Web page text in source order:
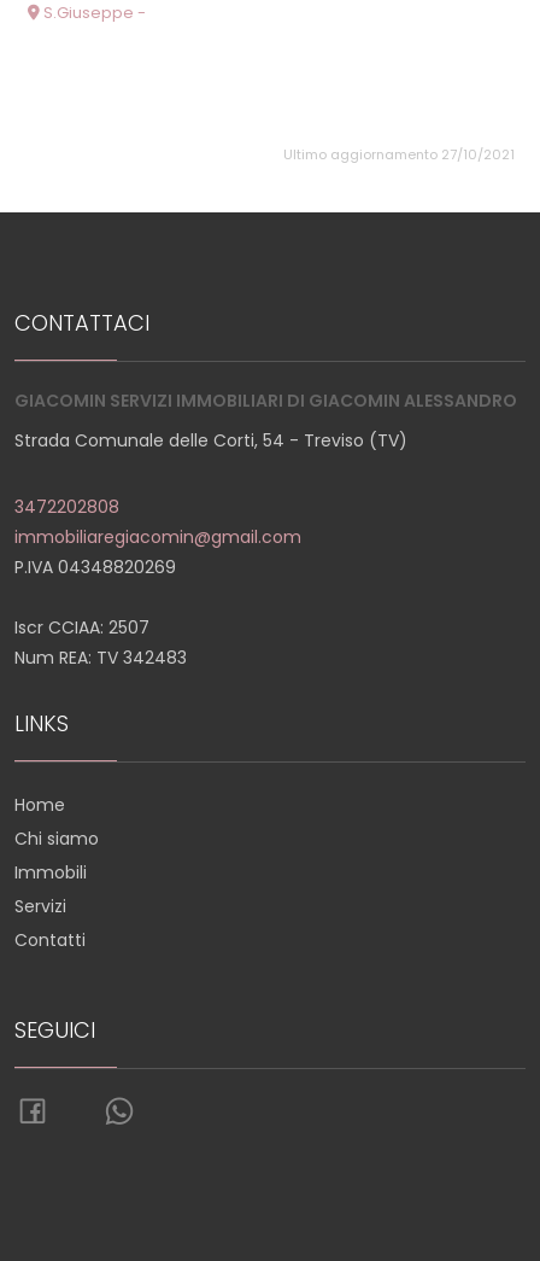
S.Giuseppe -
Ultimo aggiornamento 27/10/2021
CONTATTACI
GIACOMIN SERVIZI IMMOBILIARI DI GIACOMIN ALESSANDRO
Strada Comunale delle Corti, 54 - Treviso (TV)
3472202808
immobiliaregiacomin@gmail.com
P.IVA 04348820269
Iscr CCIAA: 2507
Num REA: TV 342483
LINKS
Home
Chi siamo
Immobili
Servizi
Contatti
SEGUICI